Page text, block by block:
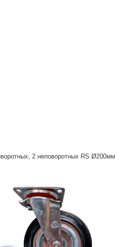
2 неповоротных RS Ø200мм